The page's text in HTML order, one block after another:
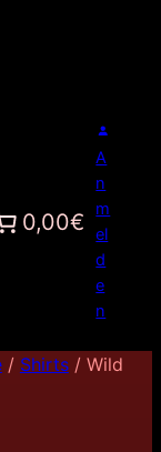
0,00€
A
n
m
el
d
e
n
/ Shirts/ Wild